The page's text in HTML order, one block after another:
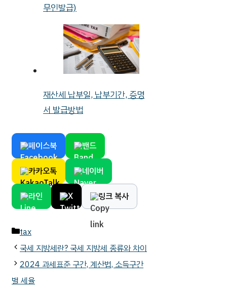
무인발급)
재산세 납부일, 납부기간, 증명
서 발급방법
페이스북 밴드
카카오톡 네이버
라인 X 링크 복사
카
테
고
리
tax
국세 지방세란? 국세 지방세 종류와 차이
2024 과세표준 구간, 계산법, 소득구간
별 세율